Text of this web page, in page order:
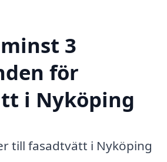
3
för
i Nyköping
till fasadtvätt i Nyköping